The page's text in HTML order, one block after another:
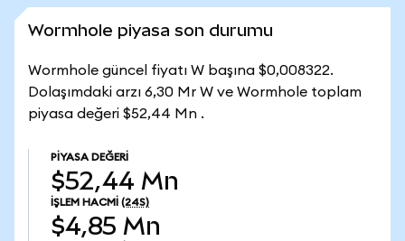
Wormhole piyasa son durumu
Wormhole güncel fiyatı W başına $0,008322.
Dolaşımdaki arzı 6,30 Mr W ve Wormhole toplam
piyasa değeri $52,44 Mn .
PIYASA DEĞERI
$52,44 Mn
İŞLEM HACMI (24S)
$4,85 Mn